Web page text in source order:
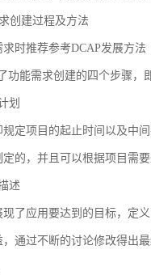
创建过程及方法
时推荐参考DCAP发展方法
功能需求创建的四个步骤，
划
规定项目的起止时间以及中
的，并且可以根据项目需
述
现了应用要达到的目标，定
，通过不断的讨论修改得出